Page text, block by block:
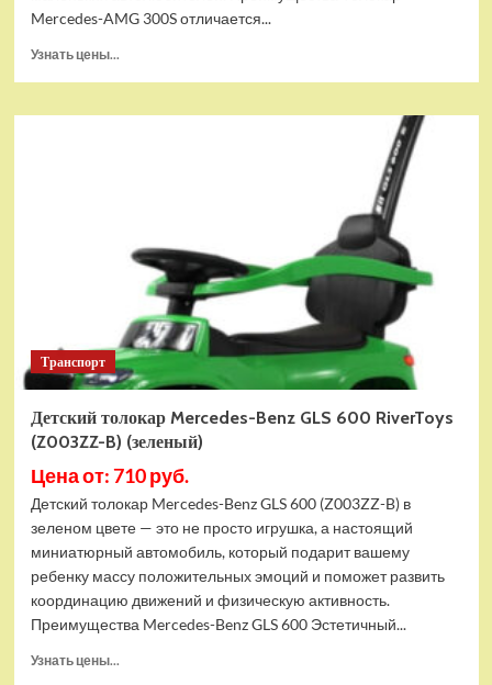
Mercedes-AMG 300S отличается...
Узнать цены...
Детский
D-
RED-
GLANEC)
красный
глянец
Транспорт
Детский толокар Mercedes-Benz GLS 600 RiverToys
(Z003ZZ-B) (зеленый)
Цена от: 710 руб.
Детский толокар Mercedes-Benz GLS 600 (Z003ZZ-B) в
зеленом цвете — это не просто игрушка, а настоящий
миниатюрный автомобиль, который подарит вашему
ребенку массу положительных эмоций и поможет развить
координацию движений и физическую активность.
Преимущества Mercedes-Benz GLS 600 Эстетичный...
Узнать цены...